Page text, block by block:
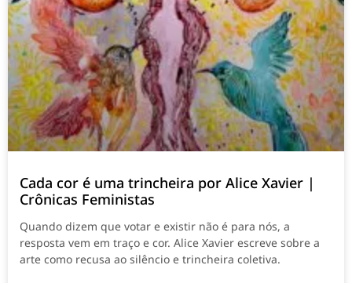
Cada cor é uma trincheira por Alice Xavier |
Crônicas Feministas
Quando dizem que votar e existir não é para nós, a
resposta vem em traço e cor. Alice Xavier escreve sobre a
arte como recusa ao silêncio e trincheira coletiva.